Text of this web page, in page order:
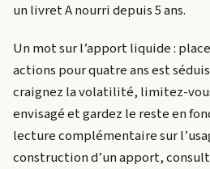
un livret A nourri depuis 5 ans.
Un mot sur l’apport liquide :
actions pour quatre ans est
craignez la volatilité, limitez-
envisagé et gardez le reste en
lecture complémentaire sur
construction d’un apport,